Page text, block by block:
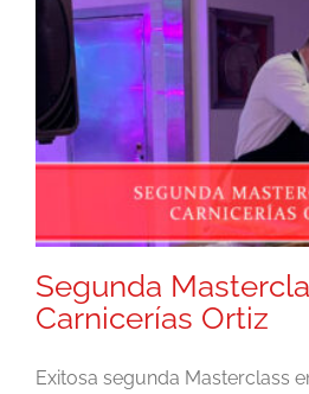
Segunda
Carnicerías Ortiz
Exitosa segunda Masterclass